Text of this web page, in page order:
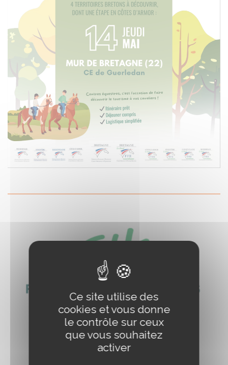
Ce site utilise des
cookies et vous donne
le contrôle sur ceux
que vous souhaitez
activer